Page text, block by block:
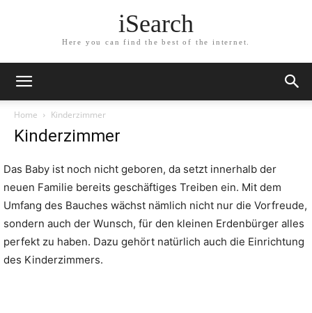
iSearch
Here you can find the best of the internet.
Home Kinderzimmer
Kinderzimmer
Das Baby ist noch nicht geboren, da setzt innerhalb der
neuen Familie bereits geschäftiges Treiben ein. Mit dem
Umfang des Bauches wächst nämlich nicht nur die Vorfreude,
sondern auch der Wunsch, für den kleinen Erdenbürger alles
perfekt zu haben. Dazu gehört natürlich auch die Einrichtung
des Kinderzimmers.